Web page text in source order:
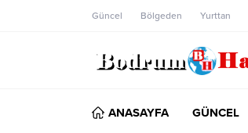
Güncel Bölgeden Yurttan
ANASAYFA GÜNCEL